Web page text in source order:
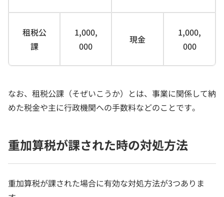
租税公
課
1,000,
000
現金
1,000,
000
なお、租税公課（そぜいこうか）とは、事業に関係して納
めた税金や主に行政機関への手数料などのことです。
重加算税が課された時の対処方法
重加算税が課された場合に有効な対処方法が3つありま